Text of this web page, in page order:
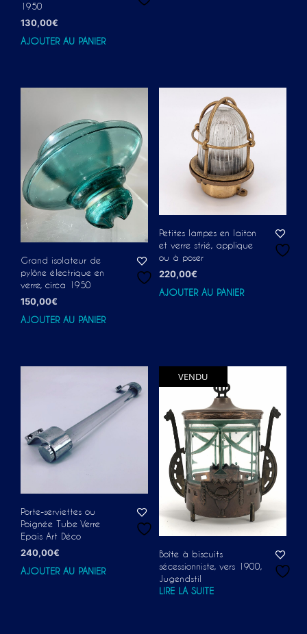
1950
130,00€
AJOUTER AU PANIER
Grand isolateur de
pylône électrique en
verre, circa 1950
150,00€
AJOUTER AU PANIER
Petites lampes en laiton
et verre strié, applique
ou à poser
220,00€
AJOUTER AU PANIER
Porte-serviettes ou
Poignée Tube Verre
Epais Art Déco
240,00€
AJOUTER AU PANIER
VENDU
Boîte à biscuits
sécessionniste, vers 1900,
Jugendstil
LIRE LA SUITE